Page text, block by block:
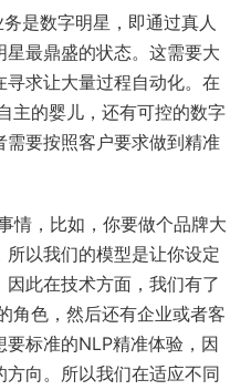
是数字明星，即通过真人
最鼎盛的状态。这需要大
求让大量过程自动化。在
主的婴儿，还有可控的数字
要按照客户要求做到精准
情，比如，你要做个品牌大
以我们的模型是让你设定
此在技术方面，我们有了
角色，然后还有企业或者客
要标准的NLP精准体验，因
向。所以我们在适应不同